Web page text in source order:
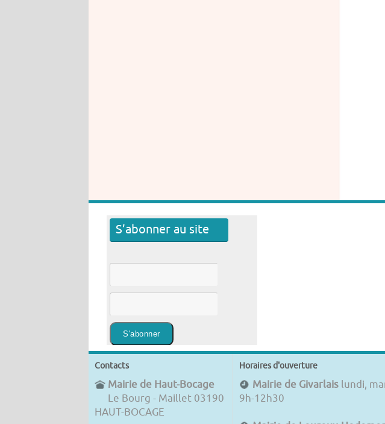
S’abonner au site
Contacts
Mairie de Haut-Bocage
Le Bourg - Maillet 03190
HAUT-BOCAGE
Horaires d'ouverture
Mairie de Givarlais lundi,
9h-12h30